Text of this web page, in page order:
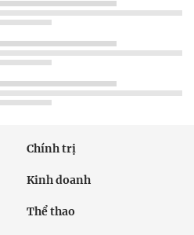
Chính trị
Kinh doanh
Thể thao